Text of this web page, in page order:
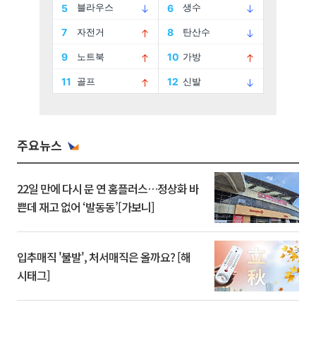
주요뉴스
22일 만에 다시 문 연 홈플러스…정상화 바
쁜데 재고 없어 ‘발동동’[가보니]
입추매직 '불발', 처서매직은 올까요? [해
시태그]